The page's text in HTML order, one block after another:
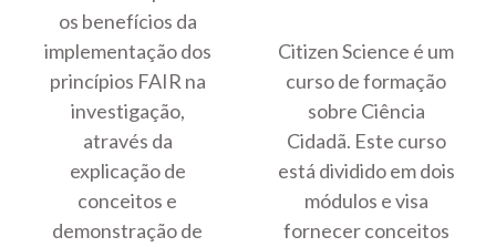
os benefícios da
implementação dos
princípios FAIR na
investigação,
através da
explicação de
conceitos e
demonstração de
Citizen Science é um
curso de formação
sobre Ciência
Cidadã. Este curso
está dividido em dois
módulos e visa
fornecer conceitos